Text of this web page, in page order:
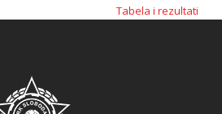
Tabela i rezultati